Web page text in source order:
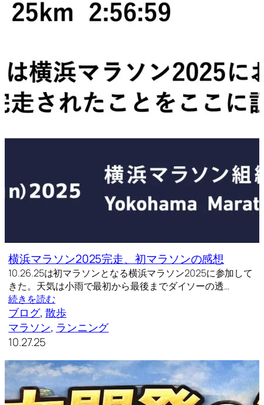
横浜マラソン2025完走、初マラソンの感想
10.26.25は初マラソンとなる横浜マラソン2025に参加して
きた。天気は小雨で最初から最後までダイソーの透…
続きを読む
ブログ, 散歩
マラソン, ランニング
10.27.25